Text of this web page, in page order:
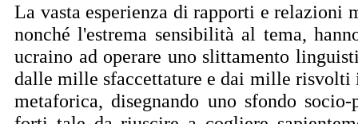
La vasta esperienza di rapporti e relazioni
nonché l'estrema sensibilità al tema,
ucraino ad operare uno slittamento
dalle mille sfaccettature e dai mille risvolti
metaforica, disegnando uno sfondo